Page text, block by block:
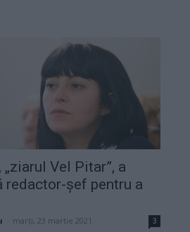
Vel Pitar”, a
redactor-șef pentru a
marți, 23 martie 2021 3